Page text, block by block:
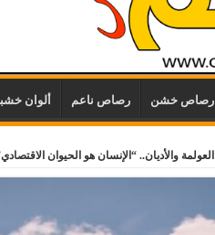
رصاص خشن رصاص ناعم ألوان
العولمة والأديان.. “الإنسان هو الحيوان